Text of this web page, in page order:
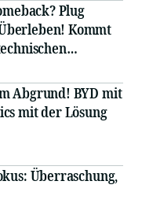
Plug
Kommt
Abgrund! BYD mit
mit der Lösung
Überraschung,